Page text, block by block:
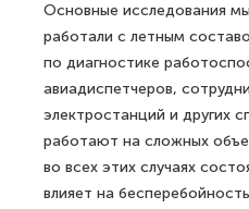
Основные исследования
работали с летным
по диагностике
авиадиспетчеров,
электростанций и других
работают на сложных
во всех этих случаях
влияет на